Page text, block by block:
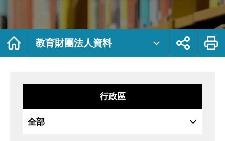
府
局
法
首
教育財團法人資料
展
鈕
列
行政區